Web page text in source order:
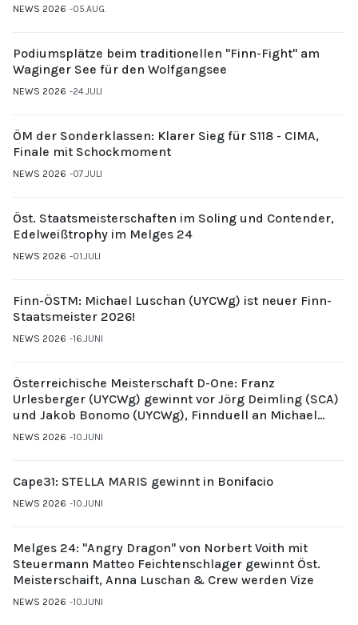
NEWS 2026 05.AUG.
Podiumsplätze beim traditionellen "Finn-Fight" am
Waginger See für den Wolfgangsee
NEWS 2026 24.JULI
ÖM der Sonderklassen: Klarer Sieg für S118 - CIMA,
Finale mit Schockmoment
NEWS 2026 07.JULI
Öst. Staatsmeisterschaften im Soling und Contender,
Edelweißtrophy im Melges 24
NEWS 2026 01.JULI
Finn-ÖSTM: Michael Luschan (UYCWg) ist neuer Finn-
Staatsmeister 2026!
NEWS 2026 16.JUNI
Österreichische Meisterschaft D-One: Franz
Urlesberger (UYCWg) gewinnt vor Jörg Deimling (SCA)
und Jakob Bonomo (UYCWg), Finnduell an Michael
Gubi (UYCMo)
NEWS 2026 10.JUNI
Cape31: STELLA MARIS gewinnt in Bonifacio
NEWS 2026 10.JUNI
Melges 24: "Angry Dragon" von Norbert Voith mit
Steuermann Matteo Feichtenschlager gewinnt Öst.
Meisterschaift, Anna Luschan & Crew werden Vize
NEWS 2026 10.JUNI